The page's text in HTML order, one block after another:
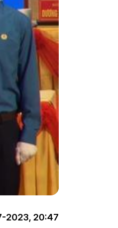
2023, 20:47